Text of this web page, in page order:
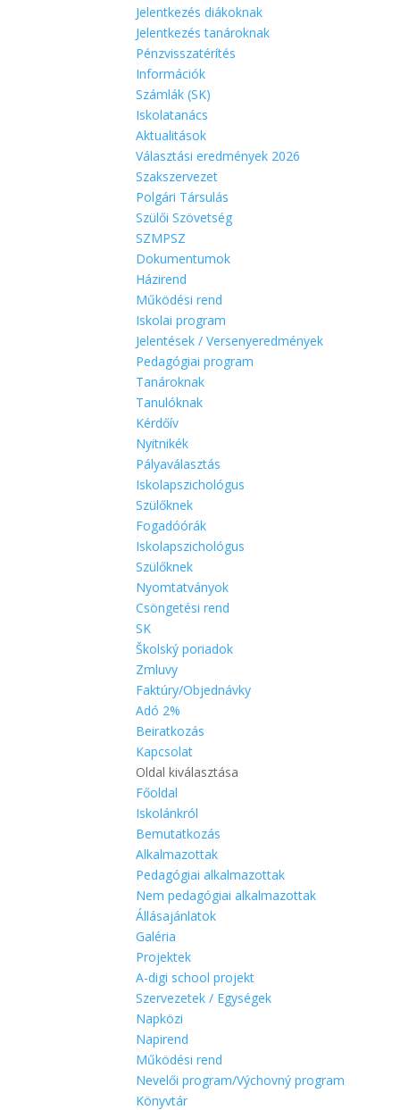
Jelentkezés diákoknak
Jelentkezés tanároknak
Pénzvisszatérítés
Információk
Számlák (SK)
Iskolatanács
Aktualitások
Választási eredmények 2026
Szakszervezet
Polgári Társulás
Szülői Szövetség
SZMPSZ
Dokumentumok
Házirend
Működési rend
Iskolai program
Jelentések / Versenyeredmények
Pedagógiai program
Tanároknak
Tanulóknak
Kérdőív
Nyitnikék
Pályaválasztás
Iskolapszichológus
Szülőknek
Fogadóórák
Iskolapszichológus
Szülőknek
Nyomtatványok
Csöngetési rend
SK
Školský poriadok
Zmluvy
Faktúry/Objednávky
Adó 2%
Beiratkozás
Kapcsolat
Oldal kiválasztása
Főoldal
Iskolánkról
Bemutatkozás
Alkalmazottak
Pedagógiai alkalmazottak
Nem pedagógiai alkalmazottak
Állásajánlatok
Galéria
Projektek
A-digi school projekt
Szervezetek / Egységek
Napközi
Napirend
Működési rend
Nevelői program/Výchovný program
Könyvtár